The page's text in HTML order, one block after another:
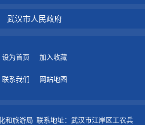
武汉市人民政府
设为首页 加入收藏
联系我们 网站地图
和旅游局 联系地址：武汉市江岸区工农兵